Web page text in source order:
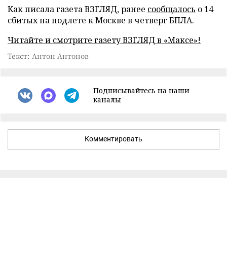
Как писала газета ВЗГЛЯД, ранее сообщалось о 14
сбитых на подлете к Москве в четверг БПЛА.
Читайте и смотрите газету ВЗГЛЯД в «Максе»!
Текст: Антон Антонов
Подписывайтесь на наши
каналы
Комментировать